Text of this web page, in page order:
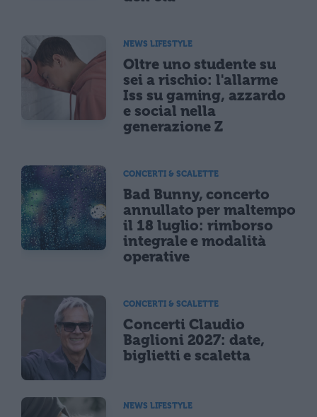
NEWS LIFESTYLE
Oltre uno studente su
sei a rischio: l'allarme
Iss su gaming, azzardo
e social nella
generazione Z
CONCERTI & SCALETTE
Bad Bunny, concerto
annullato per maltempo
il 18 luglio: rimborso
integrale e modalità
operative
CONCERTI & SCALETTE
Concerti Claudio
Baglioni 2027: date,
biglietti e scaletta
NEWS LIFESTYLE